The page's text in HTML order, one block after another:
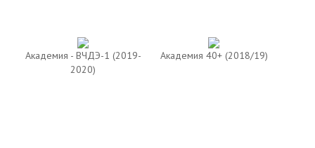
Академия - ВЧДЭ-1 (2019-
2020)
Академия 40+ (2018/19)